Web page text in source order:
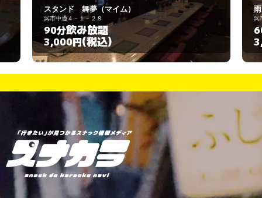
雨月
呉市本通３－１－５
60分飲み放題
3,000円(税込)